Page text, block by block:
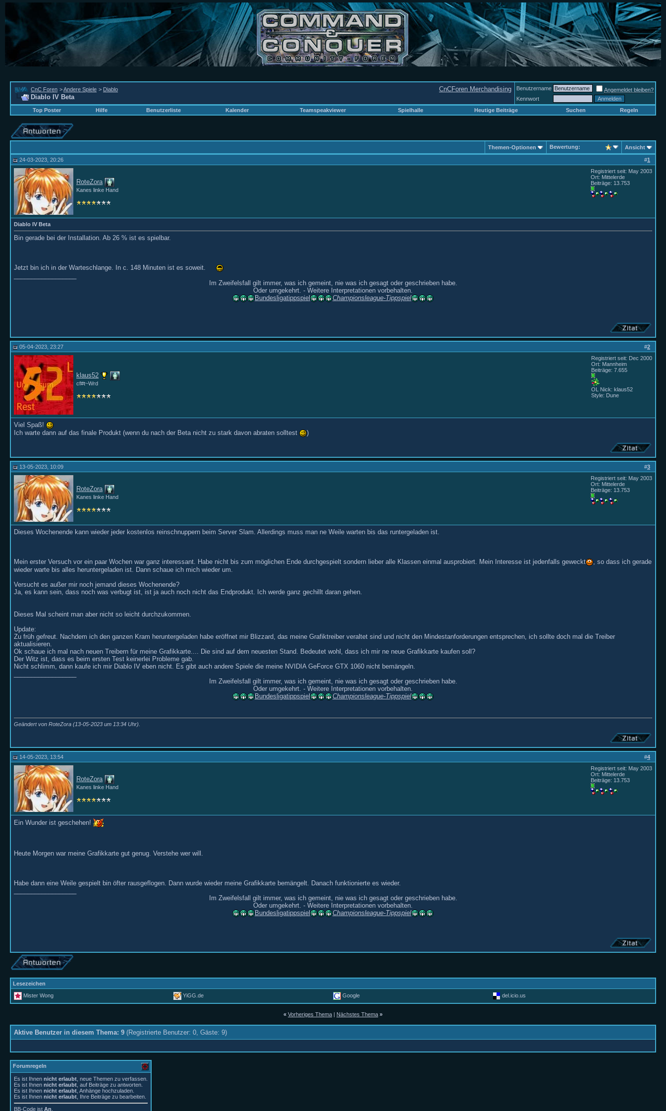
CnCForen Merchandising
CnC Foren >Andere Spiele > Diablo
Diablo IV Beta
Benutzername
Angemeldet bleiben?
Kennwort
Top Poster
Hilfe Benutzerliste Kalender Teamspeakviewer Spielhalle Heutige Beiträge Suchen Regeln
Themen-Optionen Bewertung: Ansicht
#1
24-03-2023, 20:26
RoteZora
Kanes linke Hand
Registriert seit: May 2003
Ort: Mittelerde
Beiträge: 13.753
Diablo IV Beta
Bin gerade bei der Installation. Ab 26 % ist es spielbar.
Jetzt bin ich in der Warteschlange. In c. 148 Minuten ist es soweit.
Im Zweifelsfall gilt immer, was ich gemeint, nie was ich gesagt oder geschrieben habe.
Oder umgekehrt. - Weitere Interpretationen vorbehalten.
Bundesligatippspiel
Championsleague-Tippspiel
#2
05-04-2023, 23:27
klaus52
cf#t~Wrd
Registriert seit: Dec 2000
Ort: Mannheim
Beiträge: 7.655
OL Nick: klaus52
Style: Dune
Viel Spaß!
Ich warte dann auf das finale Produkt (wenn du nach der Beta nicht zu stark davon abraten solltest
)
#3
13-05-2023, 10:09
RoteZora
Kanes linke Hand
Registriert seit: May 2003
Ort: Mittelerde
Beiträge: 13.753
Dieses Wochenende kann wieder jeder kostenlos reinschnuppern beim Server Slam. Allerdings muss man ne Weile warten bis das runtergeladen ist.
Mein erster Versuch vor ein paar Wochen war ganz interessant. Habe nicht bis zum möglichen Ende durchgespielt sondern lieber alle Klassen einmal ausprobiert. Mein Interesse ist jedenfalls geweckt
, so dass ich gerade
wieder warte bis alles heruntergeladen ist. Dann schaue ich mich wieder um.
Versucht es außer mir noch jemand dieses Wochenende?
Ja, es kann sein, dass noch was verbugt ist, ist ja auch noch nicht das Endprodukt. Ich werde ganz gechillt daran gehen.
Dieses Mal scheint man aber nicht so leicht durchzukommen.
Update:
Zu früh gefreut. Nachdem ich den ganzen Kram heruntergeladen habe eröffnet mir Blizzard, das meine Grafiktreiber veraltet sind und nicht den Mindestanforderungen entsprechen, ich sollte doch mal die Treiber
aktualisieren.
Ok schaue ich mal nach neuen Treibern für meine Grafikkarte.... Die sind auf dem neuesten Stand. Bedeutet wohl, dass ich mir ne neue Grafikkarte kaufen soll?
Der Witz ist, dass es beim ersten Test keinerlei Probleme gab.
Nicht schlimm, dann kaufe ich mir Diablo IV eben nicht. Es gibt auch andere Spiele die meine NVIDIA GeForce GTX 1060 nicht bemängeln.
Im Zweifelsfall gilt immer, was ich gemeint, nie was ich gesagt oder geschrieben habe.
Oder umgekehrt. - Weitere Interpretationen vorbehalten.
Bundesligatippspiel
Championsleague-Tippspiel
Geändert von RoteZora (13-05-2023 um 13:34 Uhr).
#4
14-05-2023, 13:54
RoteZora
Kanes linke Hand
Registriert seit: May 2003
Ort: Mittelerde
Beiträge: 13.753
Ein Wunder ist geschehen!
Heute Morgen war meine Grafikkarte gut genug. Verstehe wer will.
Habe dann eine Weile gespielt bin öfter rausgeflogen. Dann wurde wieder meine Grafikkarte bemängelt. Danach funktionierte es wieder.
Im Zweifelsfall gilt immer, was ich gemeint, nie was ich gesagt oder geschrieben habe.
Oder umgekehrt. - Weitere Interpretationen vorbehalten.
Bundesligatippspiel
Championsleague-Tippspiel
Lesezeichen
Mister Wong
YiGG.de Google del.icio.us
« Vorheriges Thema | Nächstes Thema »
Aktive Benutzer in diesem Thema: 9 (Registrierte Benutzer: 0, Gäste: 9)
Forumregeln
Es ist Ihnen nicht erlaubt , neue Themen zu verfassen.
Es ist Ihnen nicht erlaubt , auf Beiträge zu antworten.
Es ist Ihnen nicht erlaubt , Anhänge hochzuladen.
Es ist Ihnen nicht erlaubt , Ihre Beiträge zu bearbeiten.
BB-Code ist An